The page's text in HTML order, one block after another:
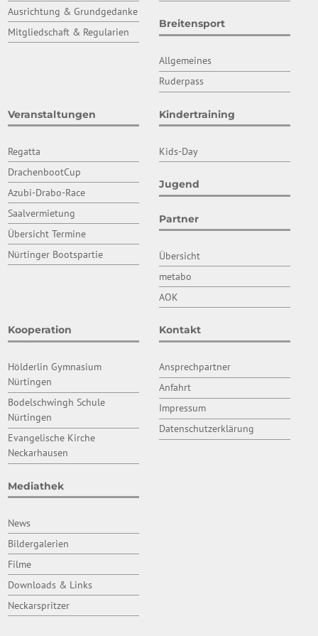
Ausrichtung & Grundgedanke
Mitgliedschaft & Regularien
Breitensport
Allgemeines
Ruderpass
Veranstaltungen
Regatta
DrachenbootCup
Azubi-Drabo-Race
Saalvermietung
Übersicht Termine
Nürtinger Bootspartie
Kindertraining
Kids-Day
Jugend
Partner
Übersicht
metabo
AOK
Kooperation
Hölderlin Gymnasium
Nürtingen
Bodelschwingh Schule
Nürtingen
Evangelische Kirche
Neckarhausen
Mediathek
News
Bildergalerien
Filme
Downloads & Links
Neckarspritzer
Kontakt
Ansprechpartner
Anfahrt
Impressum
Datenschutzerklärung